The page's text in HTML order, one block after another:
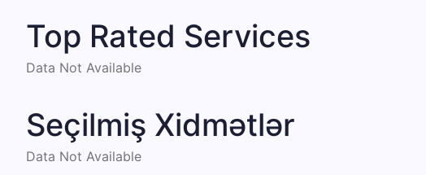
Top Rated Services
Data Not Available
Seçilmiş Xidmətlər
Data Not Available